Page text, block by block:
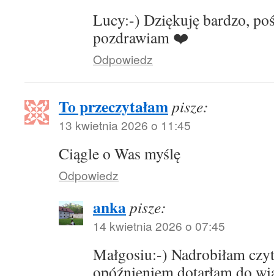
Lucy:-) Dziękuję bardzo,
pozdrawiam ❤️
Odpowiedz
To przeczytałampisze:
13 kwietnia 2026 o 11:45
Ciągle o Was myślę
Odpowiedz
ankapisze:
14 kwietnia 2026 o 07:45
Małgosiu:-) Nadrobiłam
opóźnieniem dotarłam do